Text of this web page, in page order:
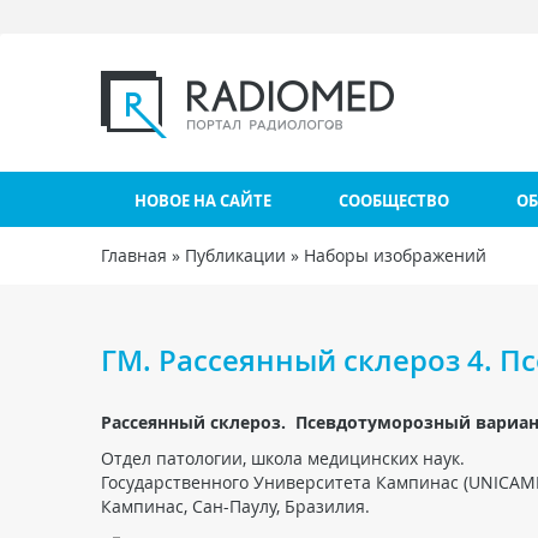
НОВОЕ НА САЙТЕ СООБЩЕСТВО
Вы здесь
Главная » Публикации » Наборы изображений
ГМ. Рассеянный склероз 4.
Рассеянный склероз. Псевдотуморозный
Отдел патологии, школа медицинских наук.
Государственного Университета Кампинас
Кампинас, Сан-Паулу, Бразилия.